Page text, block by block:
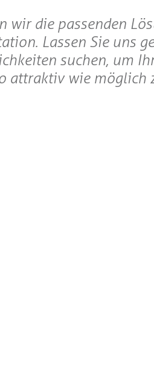
wir die passenden
Lassen Sie uns
suchen, um
attraktiv wie möglich